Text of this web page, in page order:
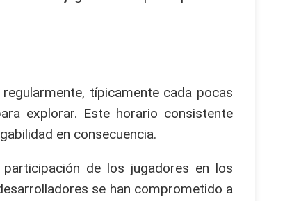
típicamente cada pocas
explorar. Este horario consistente
en consecuencia.
de los jugadores en los
se han comprometido a